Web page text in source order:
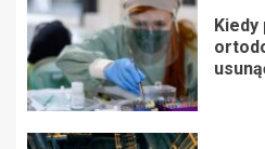
Kiedy